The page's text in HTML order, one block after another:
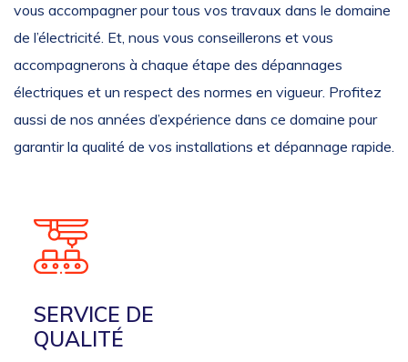
vous accompagner pour tous vos travaux dans le domaine
de l’électricité. Et, nous vous conseillerons et vous
accompagnerons à chaque étape des dépannages
électriques et un respect des normes en vigueur. Profitez
aussi de nos années d’expérience dans ce domaine pour
garantir la qualité de vos installations et dépannage rapide.
SERVICE DE
QUALITÉ